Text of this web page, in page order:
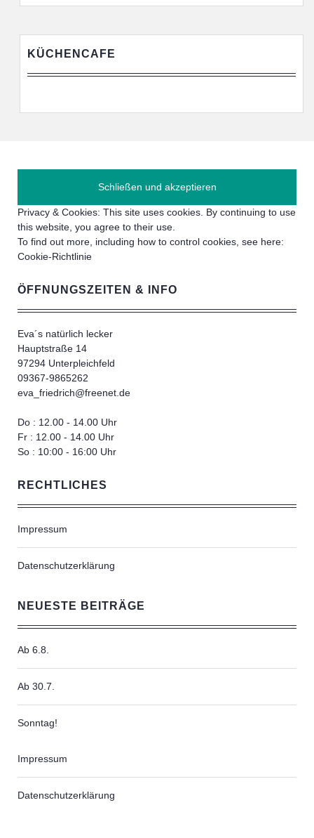
KÜCHENCAFE
Privacy & Cookies: This site uses cookies. By continuing to use
this website, you agree to their use.
To find out more, including how to control cookies, see here:
Cookie-Richtlinie
ÖFFNUNGSZEITEN & INFO
Eva´s natürlich lecker
Hauptstraße 14
97294 Unterpleichfeld
09367-9865262
eva_friedrich@freenet.de
Do : 12.00 - 14.00 Uhr
Fr : 12.00 - 14.00 Uhr
So : 10:00 - 16:00 Uhr
RECHTLICHES
Impressum
Datenschutzerklärung
NEUESTE BEITRÄGE
Ab 6.8.
Ab 30.7.
Sonntag!
Impressum
Datenschutzerklärung